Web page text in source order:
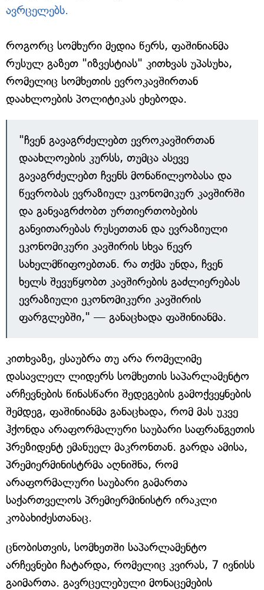
ავრცელებს.
როგორც სომხური მედია წერს, ფაშინიანმა
რუსულ გაზეთ "იზვესტიას" კითხვას უპასუხა,
რომელიც სომხეთის ევროკავშირთან
დაახლოების პოლიტიკას ეხებოდა.
"ჩვენ გავაგრძელებთ ევროკავშირთან
დაახლოების კურსს, თუმცა ასევე
გავაგრძელებთ ჩვენს მონაწილეობასა და
წევრობას ევრაზიულ ეკონომიკურ კავშირში
და განვაგრძობთ ურთიერთობების
განვითარებას რუსეთთან და ევრაზიული
ეკონომიკური კავშირის სხვა წევრ
სახელმწიფოებთან. რა თქმა უნდა, ჩვენ
ხელს შევუწყობთ კავშირების გაძლიერებას
ევრაზიული ეკონომიკური კავშირის
ფარგლებში," — განაცხადა ფაშინიანმა.
კითხვაზე, ესაუბრა თუ არა რომელიმე
დასავლელ ლიდერს სომხეთის საპარლამენტო
არჩევნების წინასწარი შედეგების გამოქვეყნების
შემდეგ, ფაშინიანმა განაცხადა, რომ მას უკვე
ჰქონდა არაფორმალური საუბარი საფრანგეთის
პრეზიდენტ ემანუელ მაკრონთან. გარდა ამისა,
პრემიერმინისტრმა აღნიშნა, რომ
არაფორმალური საუბარი გამართა
საქართველოს პრემიერმინისტრ ირაკლი
კობახიძესთანაც.
ცნობისთვის, სომხეთში საპარლამენტო
არჩევნები ჩატარდა, რომელიც კვირას, 7 ივნისს
გაიმართა. გავრცელებული მონაცემების